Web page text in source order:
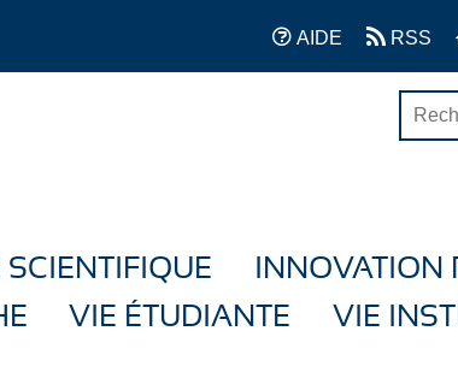
AIDE RSS
SCIENTIFIQUE
INNOVATION
VIE ÉTUDIANTE VIE